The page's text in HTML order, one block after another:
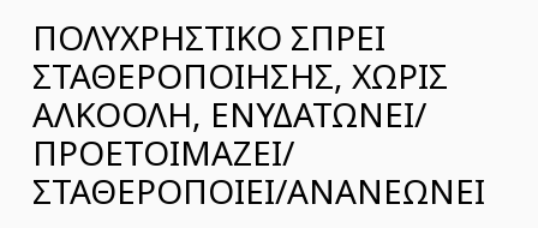
ΠΟΛΥΧΡΗΣΤΙΚΟ ΣΠΡΕΙ
ΣΤΑΘΕΡΟΠΟΙΗΣΗΣ, ΧΩΡΙΣ
ΑΛΚΟΟΛΗ, ΕΝΥΔΑΤΩΝΕΙ/
ΠΡΟΕΤΟΙΜΑΖΕΙ/
ΣΤΑΘΕΡΟΠΟΙΕΙ/ΑΝΑΝΕΩΝΕΙ